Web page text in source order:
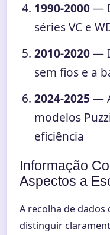
1990-2000—
séries VC e
2010-2020—
sem fios e a
2024-2025 —
modelos
eficiência
Informação
Aspectos a
A recolha de
distinguir